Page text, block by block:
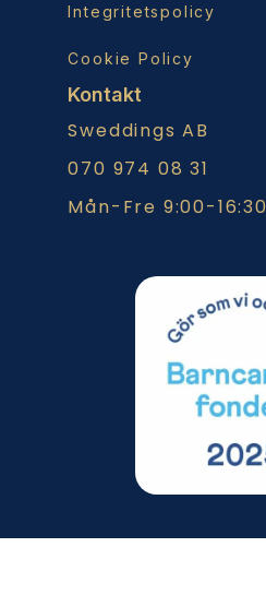
Integritetspolicy
Cookie Policy
Kontakt
Sweddings AB
070 974 08 31
Mån-Fre 9:00-16:30